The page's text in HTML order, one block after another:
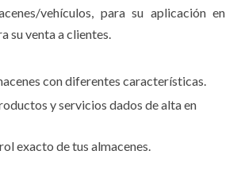
vehículos, para su aplicación en
su venta a clientes.
con diferentes características.
y servicios dados de alta en
exacto de tus almacenes.